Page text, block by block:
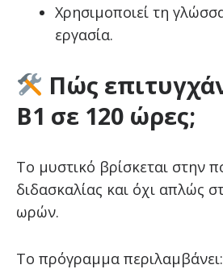
Χρησιμοποιεί τη
εργασία.
Πώς
Β1 σε 120 ώρες;
Το μυστικό βρίσκεται στην
διδασκαλίας και όχι απλώς
ωρών.
Το πρόγραμμα περιλαμβάνει: